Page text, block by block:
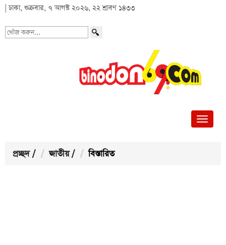
| ঢাকা, শুক্রবার, ৭ আগস্ট ২০২৬, ২২ শ্রাবণ ১৪৩৩
খোঁজ
প্রচ্ছদ / জাতীয় / বিস্তারিত